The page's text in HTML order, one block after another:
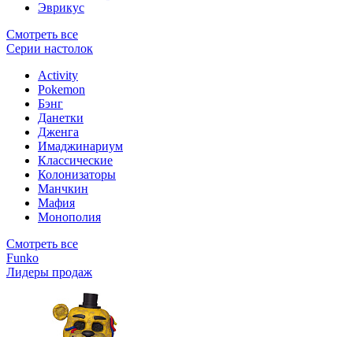
Эврикус
Смотреть все
Серии настолок
Activity
Pokemon
Бэнг
Данетки
Дженга
Имаджинариум
Классические
Колонизаторы
Манчкин
Мафия
Монополия
Смотреть все
Funko
Лидеры продаж